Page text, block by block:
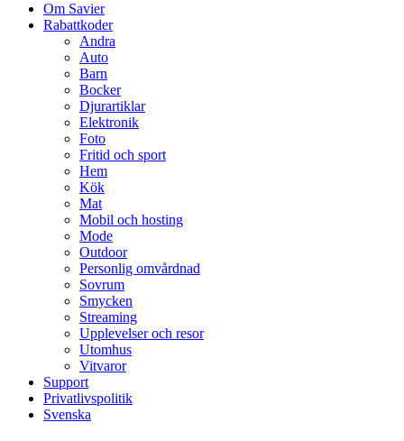
Om Savier
Rabattkoder
Andra
Auto
Barn
Bocker
Djurartiklar
Elektronik
Foto
Fritid och sport
Hem
Kök
Mat
Mobil och hosting
Mode
Outdoor
Personlig omvårdnad
Sovrum
Smycken
Streaming
Upplevelser och resor
Utomhus
Vitvaror
Support
Privatlivspolitik
Svenska